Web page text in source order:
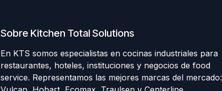
Sobre Kitchen Total Solutions
En KTS somos especialistas en cocinas industriales para
restaurantes, hoteles, instituciones y negocios de food
service. Representamos las mejores marcas del mercado: